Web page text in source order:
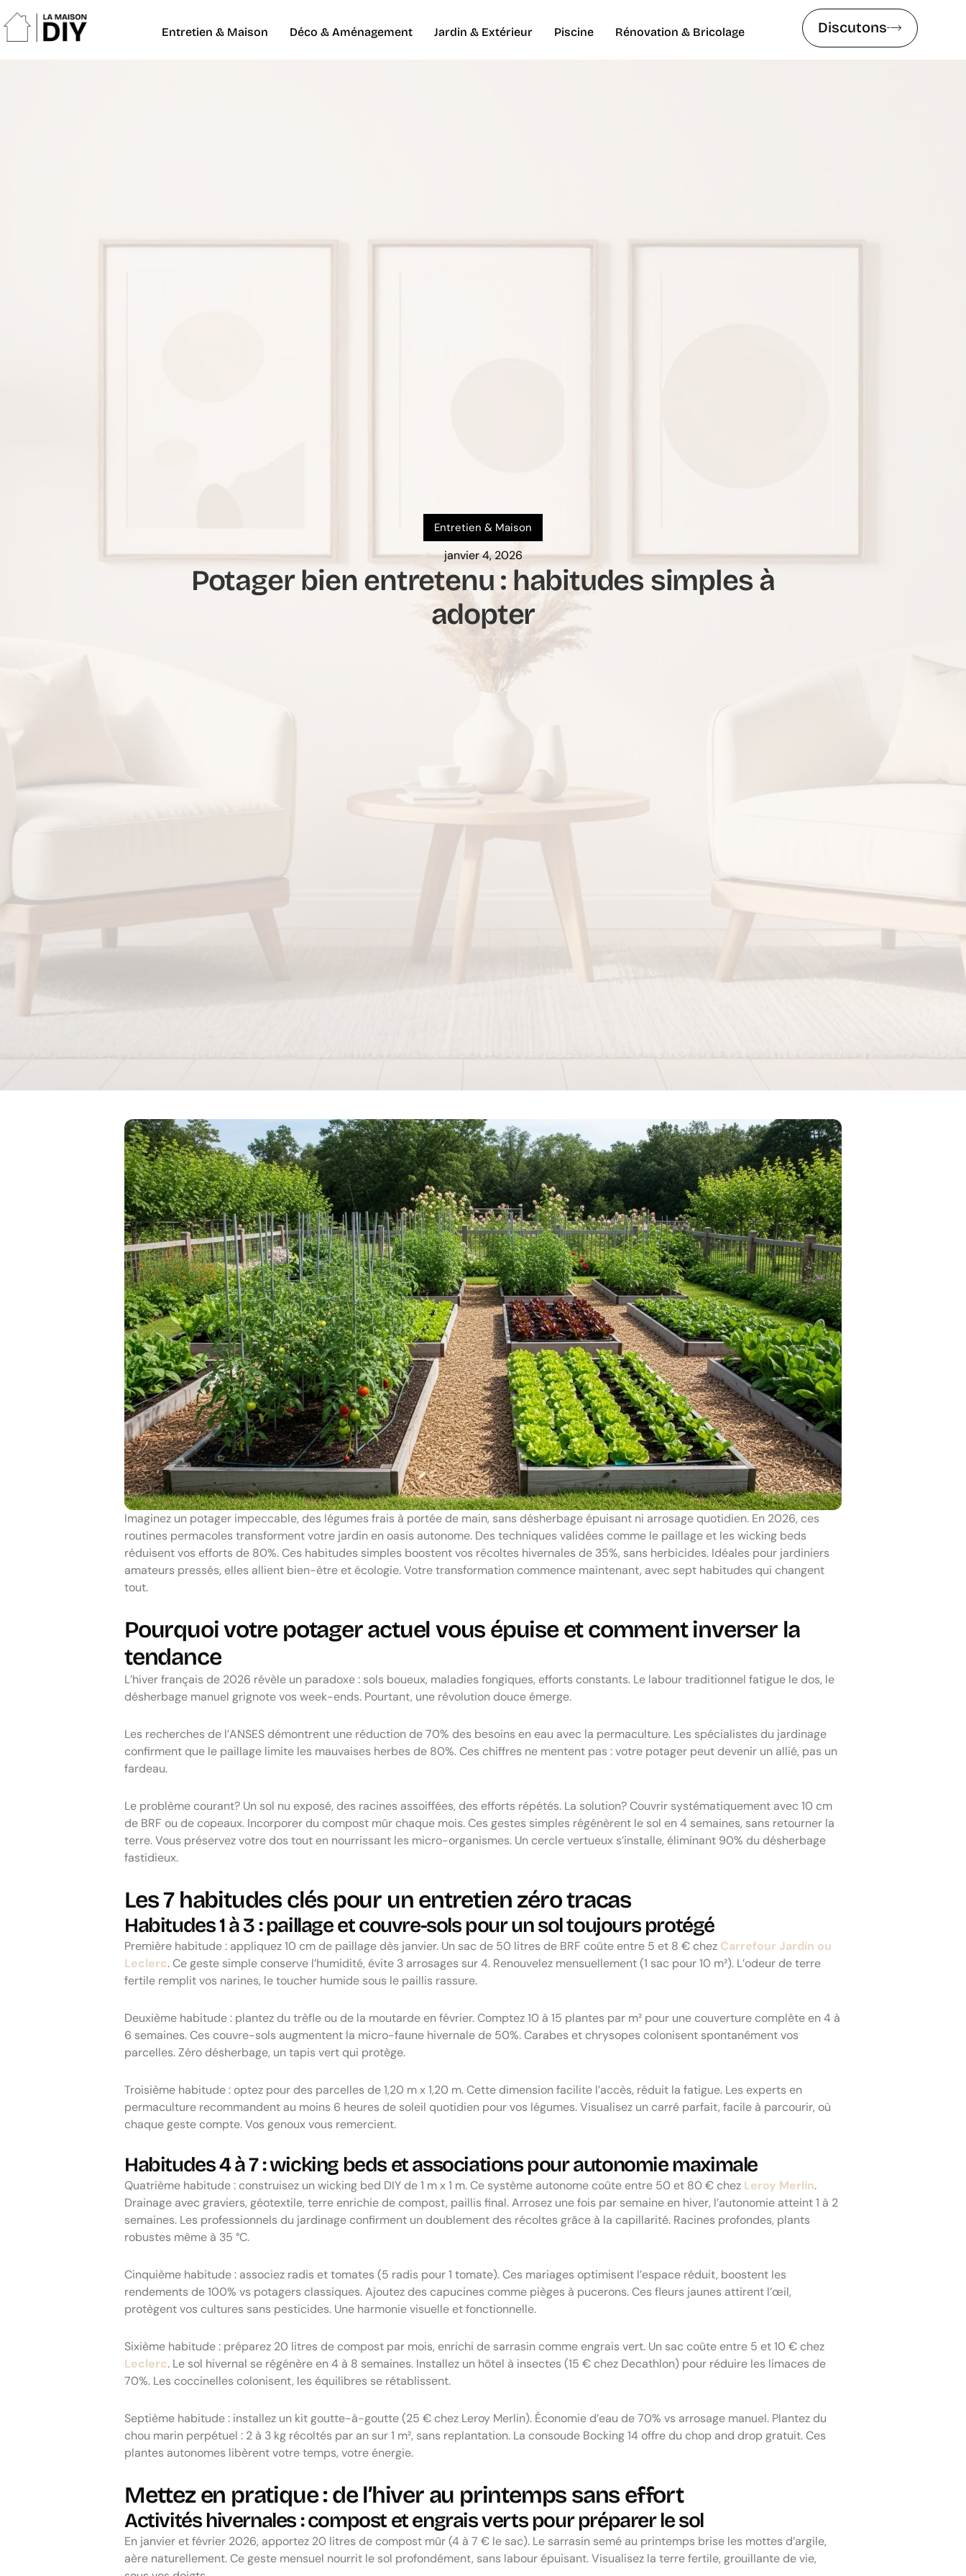
Entretien & Maison Déco & Aménagement Jardin & Extérieur Piscine Rénovation & Bricolage Discutons
Entretien & Maison
janvier 4, 2026
Potager bien entretenu : habitudes simples à
adopter
Imaginez un potager impeccable, des légumes frais à portée de main, sans désherbage épuisant ni arrosage quotidien. En 2026, ces
routines permacoles transforment votre jardin en oasis autonome. Des techniques validées comme le paillage et les wicking beds
réduisent vos efforts de 80%. Ces habitudes simples boostent vos récoltes hivernales de 35%, sans herbicides. Idéales pour jardiniers
amateurs pressés, elles allient bien-être et écologie. Votre transformation commence maintenant, avec sept habitudes qui changent
tout.
Pourquoi votre potager actuel vous épuise et comment inverser la
tendance
L’hiver français de 2026 révèle un paradoxe : sols boueux, maladies fongiques, efforts constants. Le labour traditionnel fatigue le dos, le
désherbage manuel grignote vos week-ends. Pourtant, une révolution douce émerge.
Les recherches de l’ANSES démontrent une réduction de 70% des besoins en eau avec la permaculture. Les spécialistes du jardinage
confirment que le paillage limite les mauvaises herbes de 80%. Ces chiffres ne mentent pas : votre potager peut devenir un allié, pas un
fardeau.
Le problème courant? Un sol nu exposé, des racines assoiffées, des efforts répétés. La solution? Couvrir systématiquement avec 10 cm
de BRF ou de copeaux. Incorporer du compost mûr chaque mois. Ces gestes simples régénèrent le sol en 4 semaines, sans retourner la
terre. Vous préservez votre dos tout en nourrissant les micro-organismes. Un cercle vertueux s’installe, éliminant 90% du désherbage
fastidieux.
Les 7 habitudes clés pour un entretien zéro tracas
Habitudes 1 à 3 : paillage et couvre-sols pour un sol toujours protégé
Première habitude : appliquez 10 cm de paillage dès janvier. Un sac de 50 litres de BRF coûte entre 5 et 8 € chez Carrefour Jardin ou
Leclerc. Ce geste simple conserve l’humidité, évite 3 arrosages sur 4. Renouvelez mensuellement (1 sac pour 10 m²). L’odeur de terre
fertile remplit vos narines, le toucher humide sous le paillis rassure.
Deuxième habitude : plantez du trèfle ou de la moutarde en février. Comptez 10 à 15 plantes par m² pour une couverture complète en 4 à
6 semaines. Ces couvre-sols augmentent la micro-faune hivernale de 50%. Carabes et chrysopes colonisent spontanément vos
parcelles. Zéro désherbage, un tapis vert qui protège.
Troisième habitude : optez pour des parcelles de 1,20 m x 1,20 m. Cette dimension facilite l’accès, réduit la fatigue. Les experts en
permaculture recommandent au moins 6 heures de soleil quotidien pour vos légumes. Visualisez un carré parfait, facile à parcourir, où
chaque geste compte. Vos genoux vous remercient.
Habitudes 4 à 7 : wicking beds et associations pour autonomie maximale
Quatrième habitude : construisez un wicking bed DIY de 1 m x 1 m. Ce système autonome coûte entre 50 et 80 € chez Leroy Merlin.
Drainage avec graviers, géotextile, terre enrichie de compost, paillis final. Arrosez une fois par semaine en hiver, l’autonomie atteint 1 à 2
semaines. Les professionnels du jardinage confirment un doublement des récoltes grâce à la capillarité. Racines profondes, plants
robustes même à 35 °C.
Cinquième habitude : associez radis et tomates (5 radis pour 1 tomate). Ces mariages optimisent l’espace réduit, boostent les
rendements de 100% vs potagers classiques. Ajoutez des capucines comme pièges à pucerons. Ces fleurs jaunes attirent l’œil,
protègent vos cultures sans pesticides. Une harmonie visuelle et fonctionnelle.
Sixième habitude : préparez 20 litres de compost par mois, enrichi de sarrasin comme engrais vert. Un sac coûte entre 5 et 10 € chez
Leclerc. Le sol hivernal se régénère en 4 à 8 semaines. Installez un hôtel à insectes (15 € chez Decathlon) pour réduire les limaces de
70%. Les coccinelles colonisent, les équilibres se rétablissent.
Septième habitude : installez un kit goutte-à-goutte (25 € chez Leroy Merlin). Économie d’eau de 70% vs arrosage manuel. Plantez du
chou marin perpétuel : 2 à 3 kg récoltés par an sur 1 m², sans replantation. La consoude Bocking 14 offre du chop and drop gratuit. Ces
plantes autonomes libèrent votre temps, votre énergie.
Mettez en pratique : de l’hiver au printemps sans effort
Activités hivernales : compost et engrais verts pour préparer le sol
En janvier et février 2026, apportez 20 litres de compost mûr (4 à 7 € le sac). Le sarrasin semé au printemps brise les mottes d’argile,
aère naturellement. Ce geste mensuel nourrit le sol profondément, sans labour épuisant. Visualisez la terre fertile, grouillante de vie,